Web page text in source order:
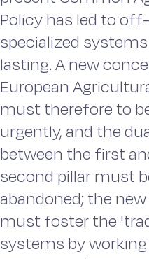
Policy has led to
specialized
lasting. A new
European
must therefore to
urgently, and the
between the first
second pillar must
abandoned; the
must foster the
systems by